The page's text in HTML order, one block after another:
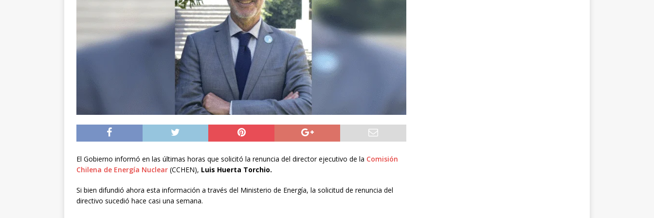
[ 05/08/2026 ] A 1.666 becados se les pago los estudios en el extranjero y nunca
volvieron a Chile
POLICIAL
[ 05/08/2026 ]
La propuesta del Gobierno que busca facilitar el ingreso a Carabineros
desde los 17 años
NACIONAL
[ 07/08/2026 ] Kast arribó a Colombia para asistir a la asunción de Abelardo de la
Espriella
NACIONAL
El Gobierno informó en las últimas horas que solicitó la renuncia del director ejecutivo de la Comisión
Chilena de Energía Nuclear (CCHEN), Luis Huerta Torchio.
Si bien difundió ahora esta información a través del Ministerio de Energía, la solicitud de renuncia del
directivo sucedió hace casi una semana.